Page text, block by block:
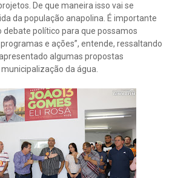
De que maneira isso vai se
da população anapolina. É importante
debate político para que possamos
e ações”, entende, ressaltando
algumas propostas
da água.